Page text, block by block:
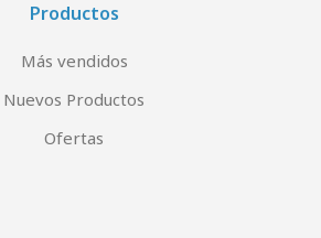
Productos
Más vendidos
Nuevos Productos
Ofertas